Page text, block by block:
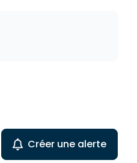
Créer une alerte